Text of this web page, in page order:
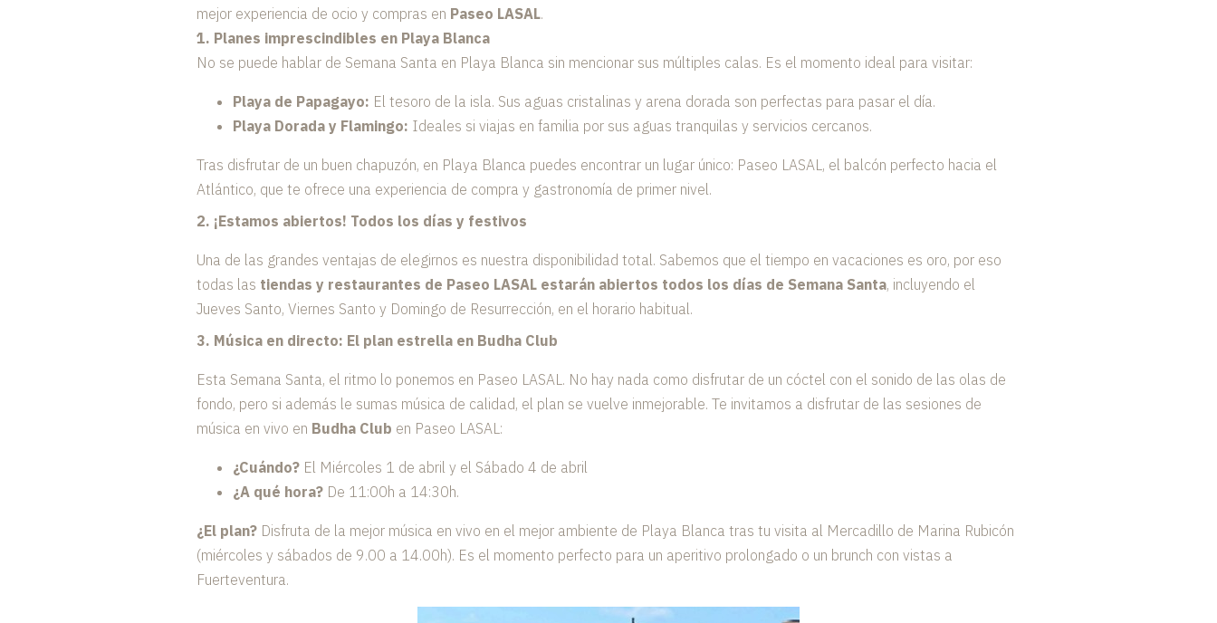
mejor experiencia de ocio y compras en Paseo LASAL.
1. Planes imprescindibles en Playa Blanca
No se puede hablar de Semana Santa en Playa Blanca sin mencionar sus múltiples calas. Es el momento ideal para visitar:
Playa de Papagayo: El tesoro de la isla. Sus aguas cristalinas y arena dorada son perfectas para pasar el día.
Playa Dorada y Flamingo: Ideales si viajas en familia por sus aguas tranquilas y servicios cercanos.
Tras disfrutar de un buen chapuzón, en Playa Blanca puedes encontrar un lugar único: Paseo LASAL, el balcón perfecto hacia el
Atlántico, que te ofrece una experiencia de compra y gastronomía de primer nivel.
2. ¡Estamos abiertos! Todos los días y festivos
Una de las grandes ventajas de elegirnos es nuestra disponibilidad total. Sabemos que el tiempo en vacaciones es oro, por eso
todas las tiendas y restaurantes de Paseo LASAL estarán abiertos todos los días de Semana Santa, incluyendo el
Jueves Santo, Viernes Santo y Domingo de Resurrección, en el horario habitual.
3. Música en directo: El plan estrella en Budha Club
Esta Semana Santa, el ritmo lo ponemos en Paseo LASAL. No hay nada como disfrutar de un cóctel con el sonido de las olas de
fondo, pero si además le sumas música de calidad, el plan se vuelve inmejorable. Te invitamos a disfrutar de las sesiones de
música en vivo en Budha Club en Paseo LASAL:
¿Cuándo? El Miércoles 1 de abril y el Sábado 4 de abril
¿A qué hora? De 11:00h a 14:30h.
¿El plan? Disfruta de la mejor música en vivo en el mejor ambiente de Playa Blanca tras tu visita al Mercadillo de Marina Rubicón
(miércoles y sábados de 9.00 a 14.00h). Es el momento perfecto para un aperitivo prolongado o un brunch con vistas a
Fuerteventura.